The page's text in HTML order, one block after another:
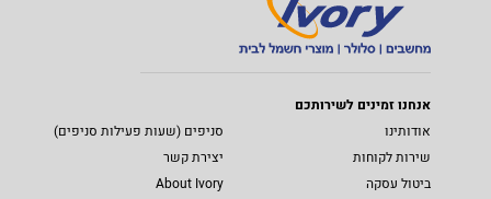
אנחנו זמינים לשירותכם
אודותינו
סניפים (שעות פעילות סניפים)
שירות לקוחות
יצירת קשר
ביטול עסקה
About Ivory